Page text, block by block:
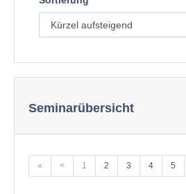
Seminarübersicht
« < 1 2 3 4 5